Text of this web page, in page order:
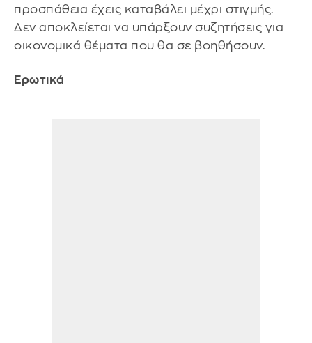
προσπάθεια έχεις καταβάλει μέχρι στιγμής.
Δεν αποκλείεται να υπάρξουν συζητήσεις για
οικονομικά θέματα που θα σε βοηθήσουν.
Ερωτικά